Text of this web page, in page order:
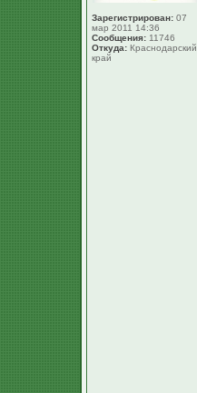
Зарегистрирован: 07
мар 2011 14:36
Сообщения: 11746
Откуда: Краснодарский
край